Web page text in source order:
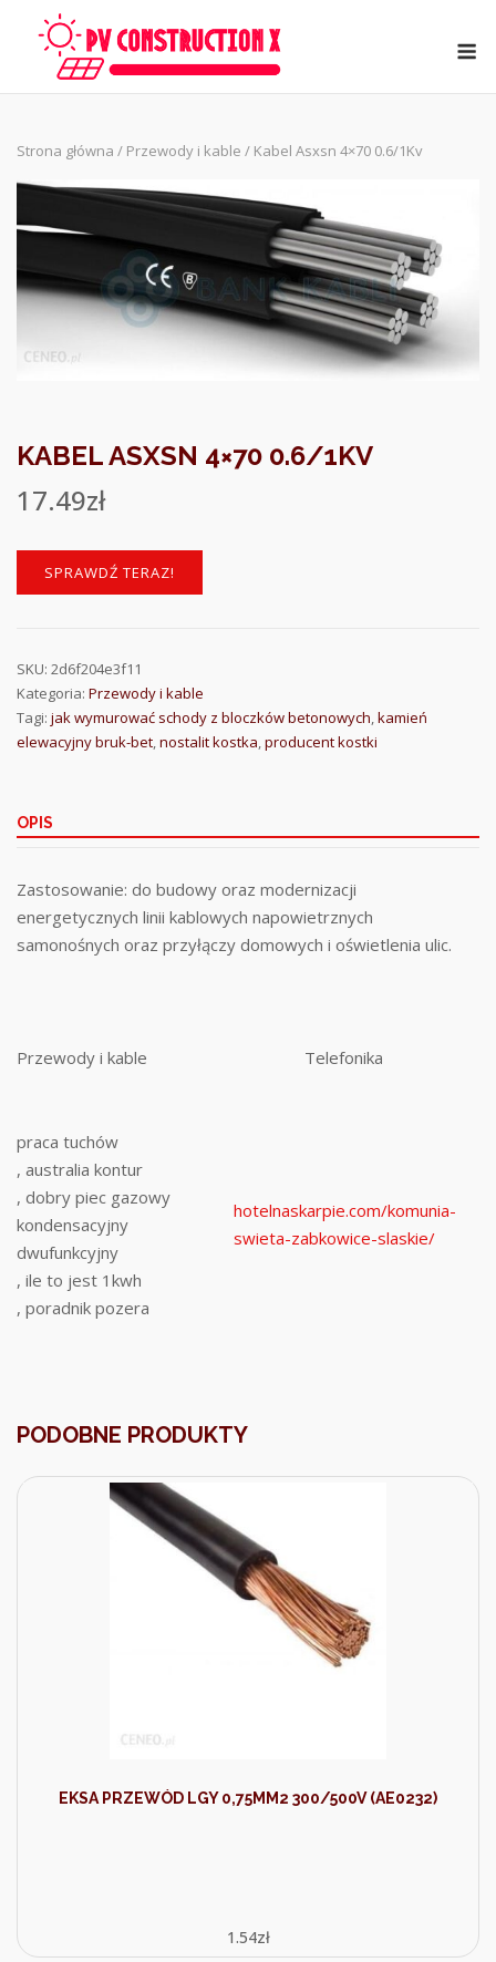
Strona główna / Przewody i kable / Kabel Asxsn 4×70 0.6/1Kv
KABEL ASXSN 4×70 0.6/1KV
17.49zł
SPRAWDŹ TERAZ!
SKU: 2d6f204e3f11
Kategoria: Przewody i kable
Tagi: jak wymurować schody z bloczków betonowych,kamień
elewacyjny bruk-bet,nostalit kostka,producent kostki
OPIS
Zastosowanie: do budowy oraz modernizacji
energetycznych linii kablowych napowietrznych
samonośnych oraz przyłączy domowych i oświetlenia ulic.
Przewody i kable Telefonika
praca tuchów
, australia kontur
, dobry piec gazowy
kondensacyjny
dwufunkcyjny
, ile to jest 1kwh
, poradnik pozera
hotelnaskarpie.com/komunia-
swieta-zabkowice-slaskie/
PODOBNE PRODUKTY
EKSA PRZEWÓD LGY 0,75MM2 300/500V (AE0232)
1.54zł